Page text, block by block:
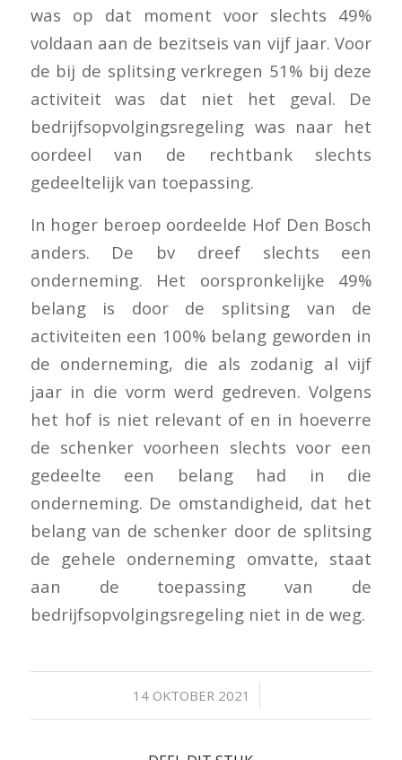
was op dat moment voor slechts 49%
voldaan aan de bezitseis van vijf jaar. Voor
de bij de splitsing verkregen 51% bij deze
activiteit was dat niet het geval. De
bedrijfsopvolgingsregeling was naar het
oordeel van de rechtbank slechts
gedeeltelijk van toepassing.
In hoger beroep oordeelde Hof Den Bosch
anders. De bv dreef slechts een
onderneming. Het oorspronkelijke 49%
belang is door de splitsing van de
activiteiten een 100% belang geworden in
de onderneming, die als zodanig al vijf
jaar in die vorm werd gedreven. Volgens
het hof is niet relevant of en in hoeverre
de schenker voorheen slechts voor een
gedeelte een belang had in die
onderneming. De omstandigheid, dat het
belang van de schenker door de splitsing
de gehele onderneming omvatte, staat
aan de toepassing van de
bedrijfsopvolgingsregeling niet in de weg.
14 OKTOBER 2021
/